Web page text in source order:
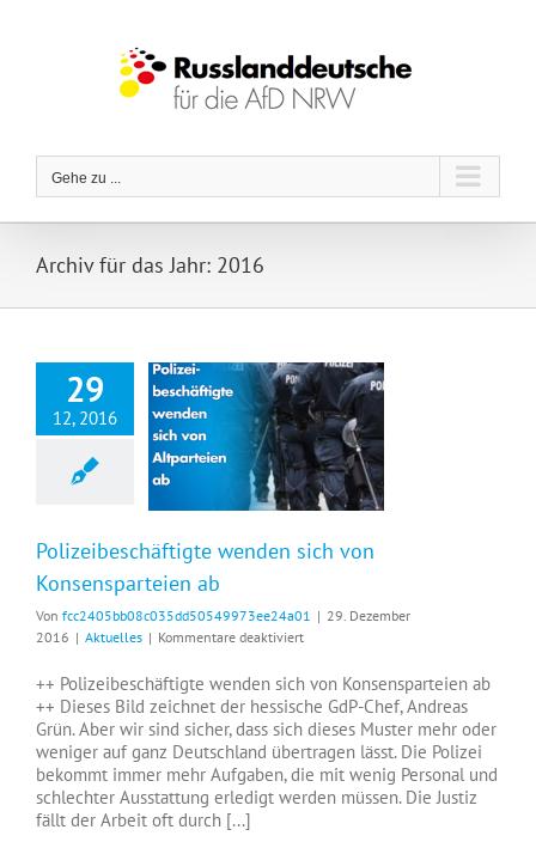
Gehe zu ...
Archiv für das Jahr: 2016
29
12, 2016
Polizeibeschäftigte wenden sich von
Konsensparteien ab
Von fcc2405bb08c035dd50549973ee24a01 | 29. Dezember
2016 | Aktuelles | Kommentare deaktiviertfür
wenden
sich
von
Konsensparteien
ab
++ Polizeibeschäftigte wenden sich von Konsensparteien ab
++ Dieses Bild zeichnet der hessische GdP-Chef, Andreas
Grün. Aber wir sind sicher, dass sich dieses Muster mehr oder
weniger auf ganz Deutschland übertragen lässt. Die Polizei
bekommt immer mehr Aufgaben, die mit wenig Personal und
schlechter Ausstattung erledigt werden müssen. Die Justiz
fällt der Arbeit oft durch [...]